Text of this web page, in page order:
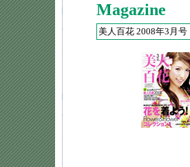
Magazine
美人百花 2008年3月号